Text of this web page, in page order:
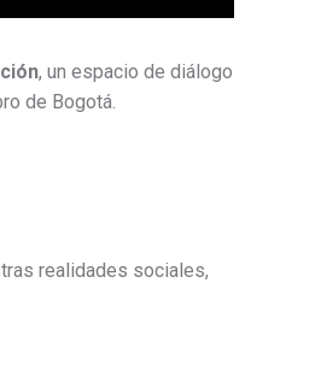
, un espacio de diálogo
de Bogotá.
realidades sociales,